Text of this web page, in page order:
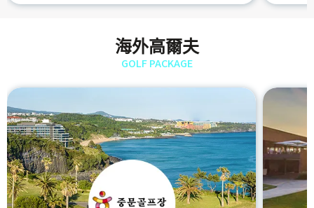
海外高爾夫
GOLF PACKAGE